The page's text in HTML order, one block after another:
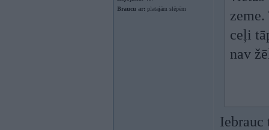
Braucu ar: platajām slēpēm
ceļi
nav
Iebrauc